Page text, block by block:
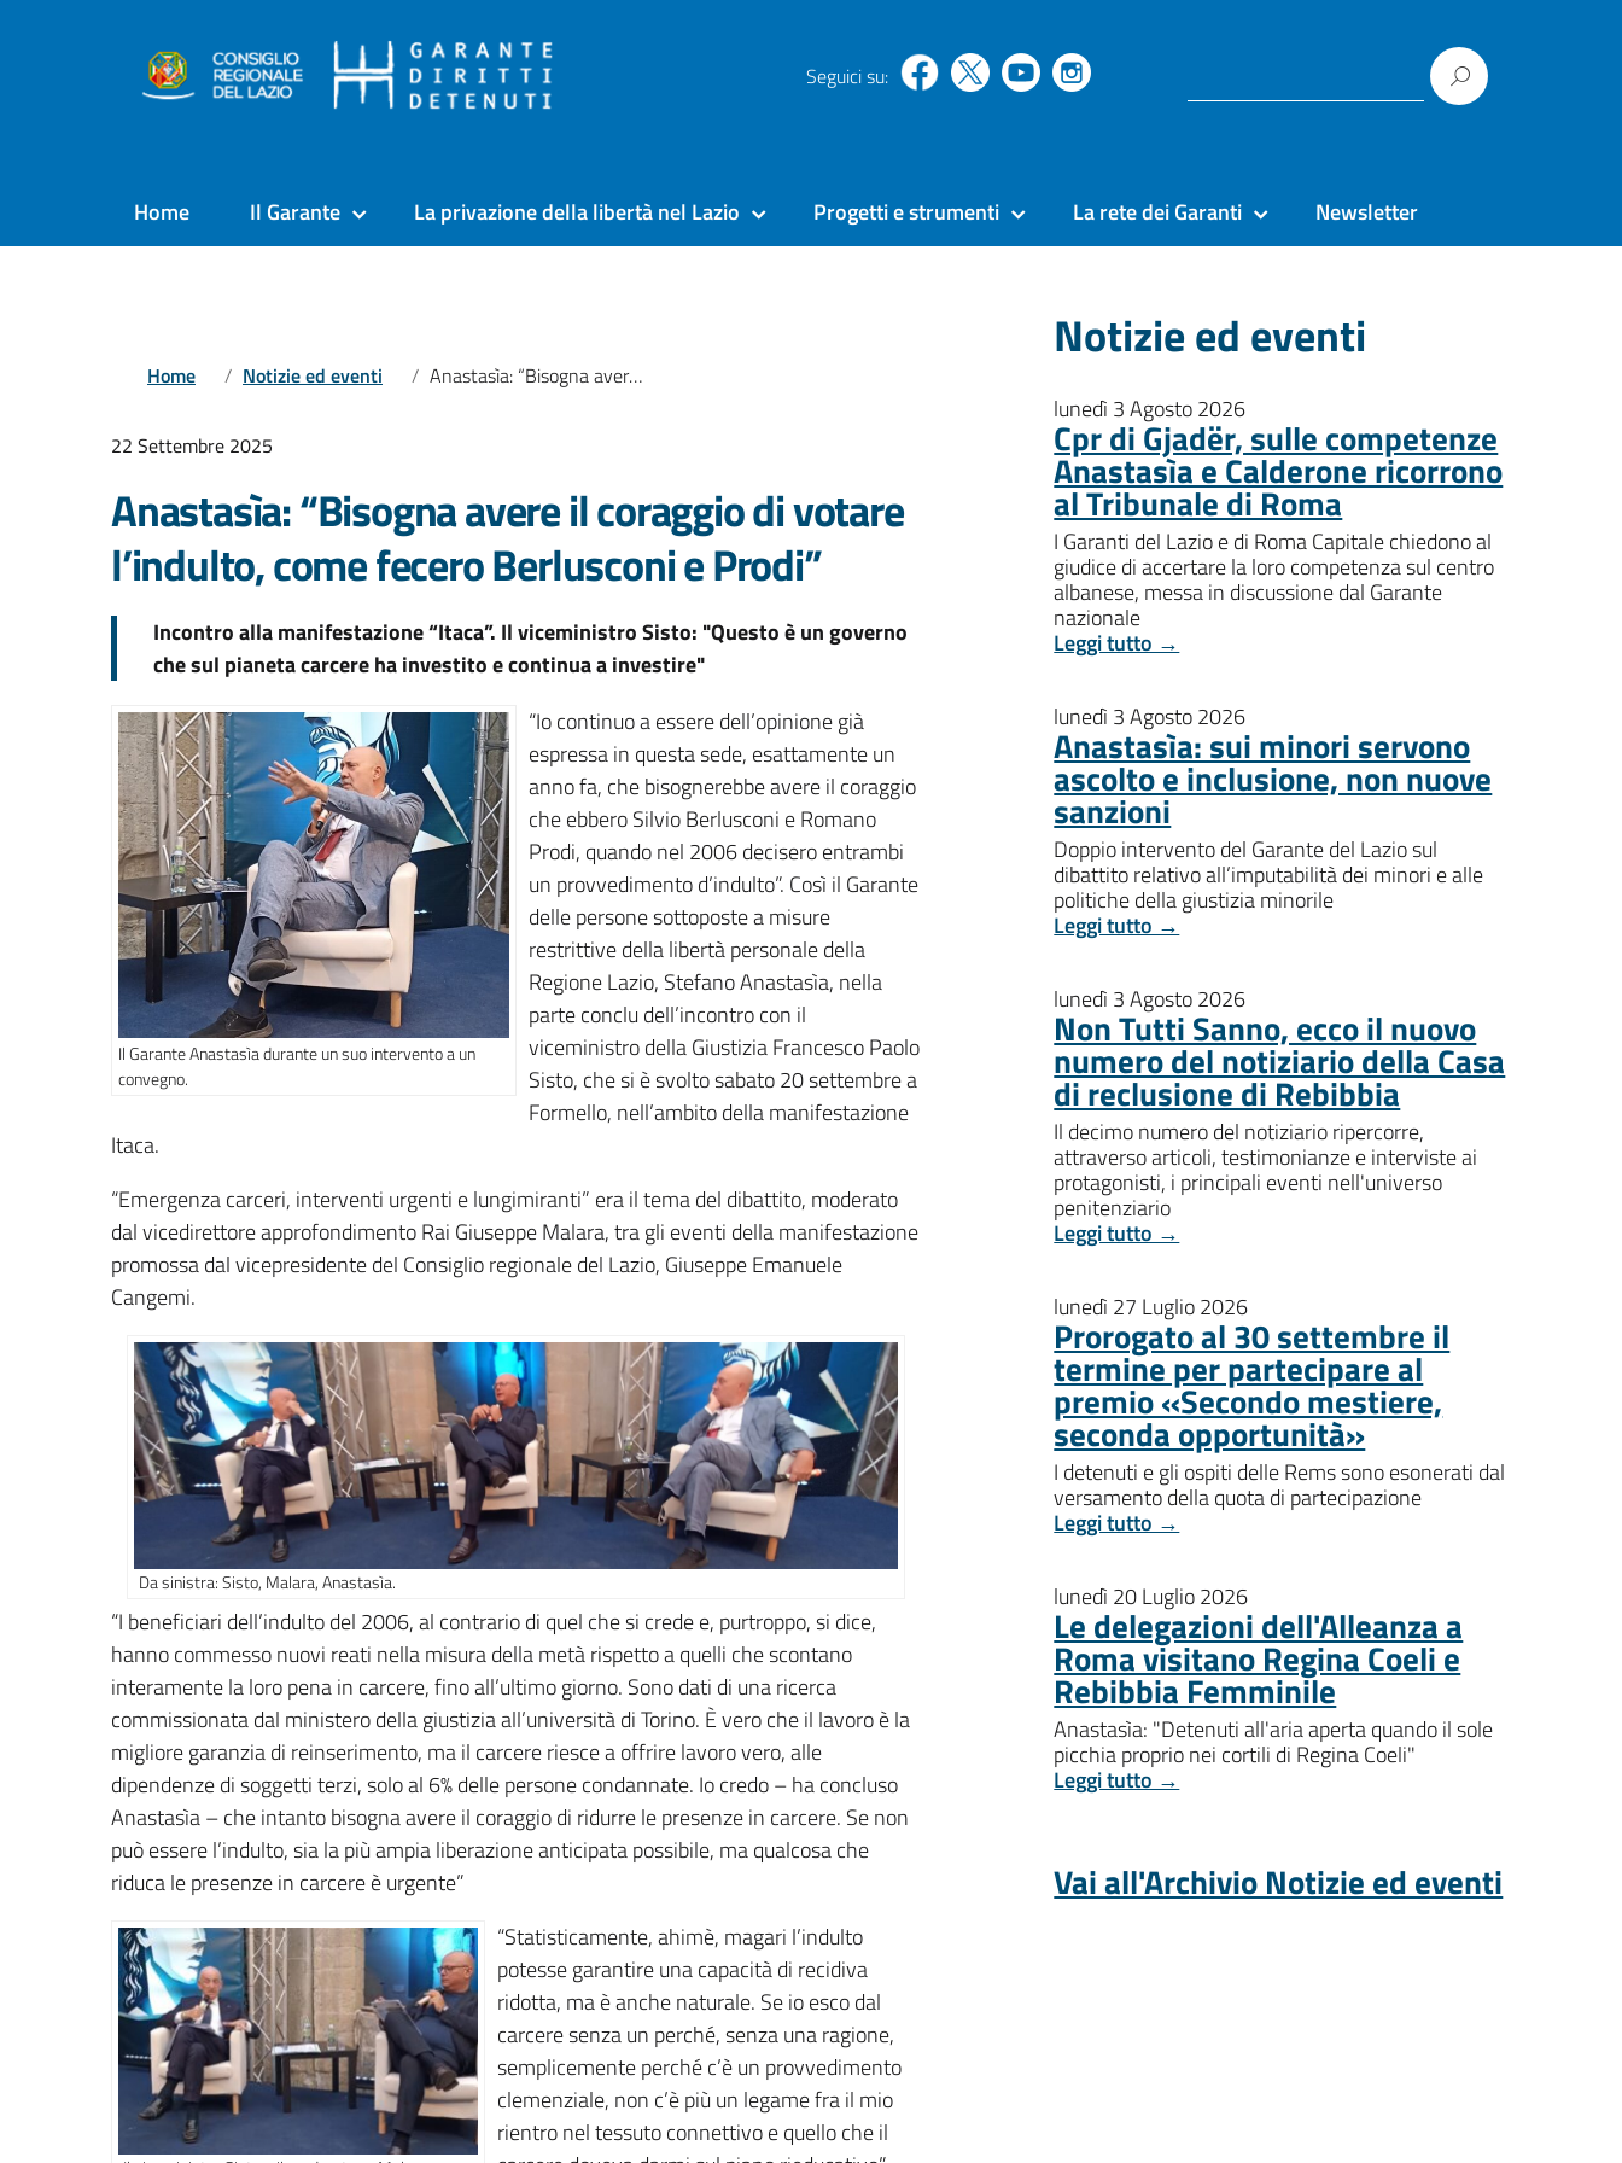
Seguici su:
Home Il Garante La privazione della libertà nel Lazio Progetti e strumenti La rete dei Garanti Newsletter
Home Notizie ed eventi Anastasìa: “Bisogna avere il coraggio di votare l’indulto, come fecero Berlusconi e Prodi”
22 Settembre 2025
Anastasìa: “Bisogna avere il coraggio di votare
l’indulto, come fecero Berlusconi e Prodi”
Incontro alla manifestazione “Itaca”. Il viceministro Sisto: "Questo è un governo
che sul pianeta carcere ha investito e continua a investire"
Il Garante Anastasìa durante un suo intervento a un
convegno.
“Io continuo a essere dell’opinione già
espressa in questa sede, esattamente un
anno fa, che bisognerebbe avere il coraggio
che ebbero Silvio Berlusconi e Romano
Prodi, quando nel 2006 decisero entrambi
un provvedimento d’indulto”. Così il Garante
delle persone sottoposte a misure
restrittive della libertà personale della
Regione Lazio, Stefano Anastasìa, nella
parte conclu dell’incontro con il
viceministro della Giustizia Francesco Paolo
Sisto, che si è svolto sabato 20 settembre a
Formello, nell’ambito della manifestazione
Itaca.
“Emergenza carceri, interventi urgenti e lungimiranti” era il tema del dibattito, moderato
dal vicedirettore approfondimento Rai Giuseppe Malara, tra gli eventi della manifestazione
promossa dal vicepresidente del Consiglio regionale del Lazio, Giuseppe Emanuele
Cangemi.
Da sinistra: Sisto, Malara, Anastasìa.
“I beneficiari dell’indulto del 2006, al contrario di quel che si crede e, purtroppo, si dice,
hanno commesso nuovi reati nella misura della metà rispetto a quelli che scontano
interamente la loro pena in carcere, fino all’ultimo giorno. Sono dati di una ricerca
commissionata dal ministero della giustizia all’università di Torino. È vero che il lavoro è la
migliore garanzia di reinserimento, ma il carcere riesce a offrire lavoro vero, alle
dipendenze di soggetti terzi, solo al 6% delle persone condannate. Io credo – ha concluso
Anastasìa – che intanto bisogna avere il coraggio di ridurre le presenze in carcere. Se non
può essere l’indulto, sia la più ampia liberazione anticipata possibile, ma qualcosa che
riduca le presenze in carcere è urgente”
“Statisticamente, ahimè, magari l’indulto
potesse garantire una capacità di recidiva
ridotta, ma è anche naturale. Se io esco dal
carcere senza un perché, senza una ragione,
semplicemente perché c’è un provvedimento
clemenziale, non c’è più un legame fra il mio
rientro nel tessuto connettivo e quello che il
Notizie ed eventi
lunedì 3 Agosto 2026
Cpr di Gjadër, sulle competenze
Anastasìa e Calderone ricorrono
al Tribunale di Roma
I Garanti del Lazio e di Roma Capitale chiedono al
giudice di accertare la loro competenza sul centro
albanese, messa in discussione dal Garante
nazionale
Leggi tutto →
lunedì 3 Agosto 2026
Anastasìa: sui minori servono
ascolto e inclusione, non nuove
sanzioni
Doppio intervento del Garante del Lazio sul
dibattito relativo all’imputabilità dei minori e alle
politiche della giustizia minorile
Leggi tutto →
lunedì 3 Agosto 2026
Non Tutti Sanno, ecco il nuovo
numero del notiziario della Casa
di reclusione di Rebibbia
Il decimo numero del notiziario ripercorre,
attraverso articoli, testimonianze e interviste ai
protagonisti, i principali eventi nell'universo
penitenziario
Leggi tutto →
lunedì 27 Luglio 2026
Prorogato al 30 settembre il
termine per partecipare al
premio «Secondo mestiere,
seconda opportunità»
I detenuti e gli ospiti delle Rems sono esonerati dal
versamento della quota di partecipazione
Leggi tutto →
lunedì 20 Luglio 2026
Le delegazioni dell'Alleanza a
Roma visitano Regina Coeli e
Rebibbia Femminile
Anastasìa: "Detenuti all'aria aperta quando il sole
picchia proprio nei cortili di Regina Coeli"
Leggi tutto →
Vai all'Archivio Notizie ed eventi